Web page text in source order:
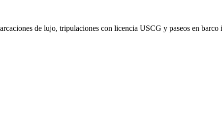
de lujo, tripulaciones con licencia USCG y paseos en barco